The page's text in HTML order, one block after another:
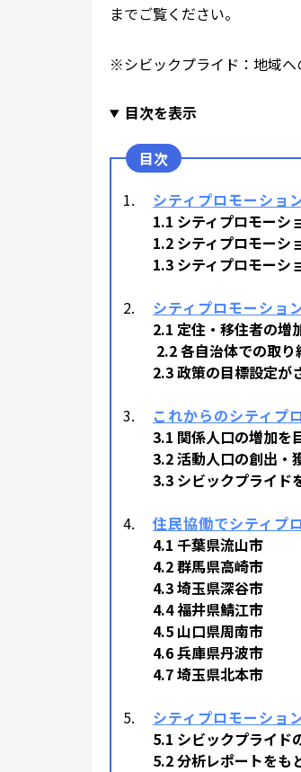
までご覧ください。
※シビックプライド：地域
目次を表示
シティプロモーショ
1.1 シティプロモーシ
1.2 シティプロモーシ
1.3 シティプロモーシ
シティプロモーショ
2.1 定住・移住者の増
2.2 各自治体での取り
2.3 政策の目標設定が
これからのシティプ
3.1 関係人口の増加を
3.2 活動人口の創出・
3.3 シビックプライド
住民協働でシティプ
4.1 千葉県流山市
4.2 群馬県高崎市
4.3 埼玉県深谷市
4.4 福井県鯖江市
4.5 山口県周南市
4.6 兵庫県丹波市
4.7 埼玉県北本市
シティプロモーショ
5.1 シビックプライド
5.2 分析レポートをも